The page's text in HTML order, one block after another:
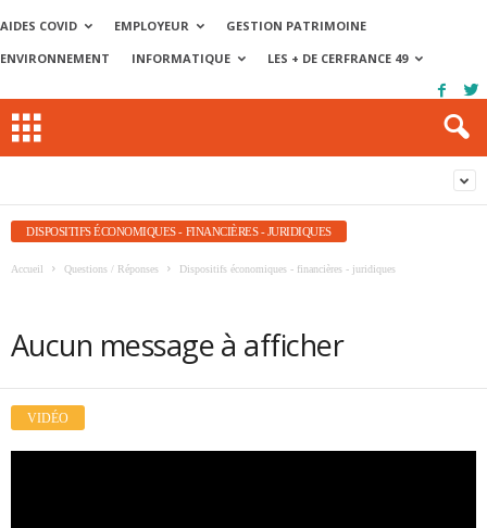
AIDES COVID EMPLOYEUR
GESTION PATRIMOINE
ENVIRONNEMENT
INFORMATIQUE LES + DE CERFRANCE 49
DISPOSITIFS ÉCONOMIQUES - FINANCIÈRES - JURIDIQUES
Accueil Questions / Réponses Dispositifs économiques - financières - juridiques
Aucun message à afficher
VIDÉO